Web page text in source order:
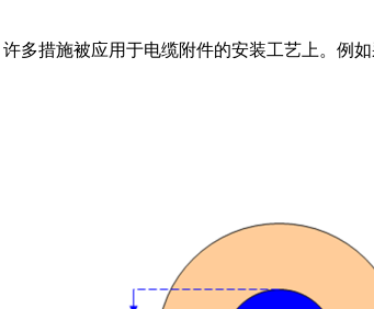
多措施被应用于电缆附件的安装工艺上。例